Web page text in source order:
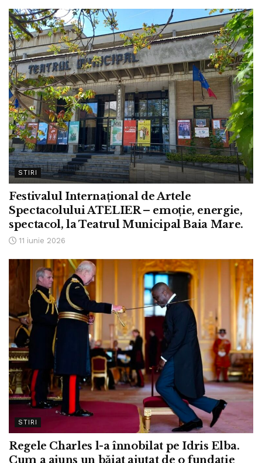
STIRI
Festivalul Internațional de Artele
Spectacolului ATELIER – emoție, energie,
spectacol, la Teatrul Municipal Baia Mare.
11 iunie 2026
STIRI
Regele Charles l-a înnobilat pe Idris Elba.
Cum a ajuns un băiat ajutat de o fundație